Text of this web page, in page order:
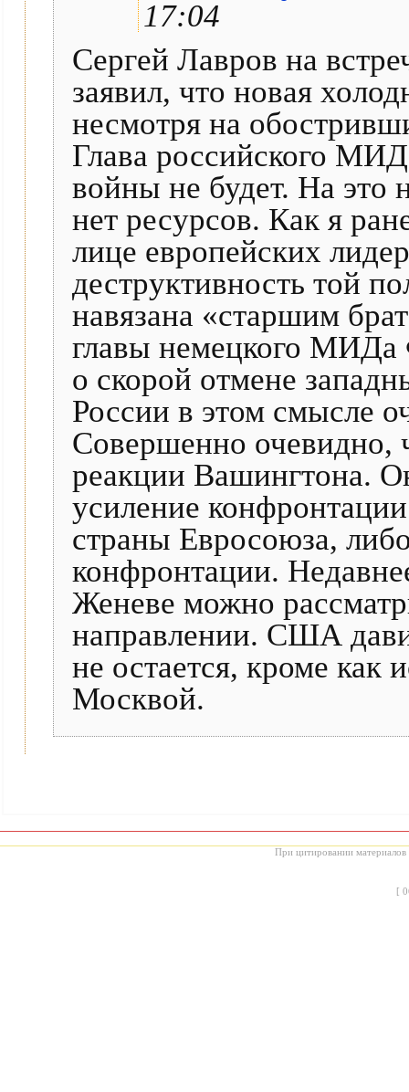
17:04
Сергей Лавров на
заявил, что новая
несмотря на
Глава российского
войны не будет. На
нет ресурсов. Как я
лице европейских
деструктивность той
навязана «старшим
главы немецкого МИДа
о скорой отмене
России в этом смысле
Совершенно очевидно,
реакции Вашингтона.
усиление
страны Евросоюза,
конфронтации.
Женеве можно
направлении. США
не остается, кроме как
Москвой.
При цитировании материалов
[